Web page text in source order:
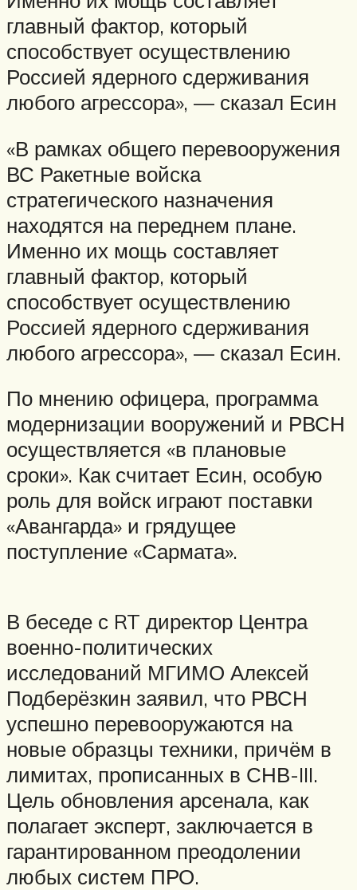
главный фактор, который
способствует осуществлению
Россией ядерного сдерживания
любого агрессора», — сказал Есин
«В рамках общего перевооружения
ВС Ракетные войска
стратегического назначения
находятся на переднем плане.
Именно их мощь составляет
главный фактор, который
способствует осуществлению
Россией ядерного сдерживания
любого агрессора», — сказал Есин.
По мнению офицера, программа
модернизации вооружений и РВСН
осуществляется «в плановые
сроки». Как считает Есин, особую
роль для войск играют поставки
«Авангарда» и грядущее
поступление «Сармата».
В беседе с RT директор Центра
военно-политических
исследований МГИМО Алексей
Подберёзкин заявил, что РВСН
успешно перевооружаются на
новые образцы техники, причём в
лимитах, прописанных в СНВ-III.
Цель обновления арсенала, как
полагает эксперт, заключается в
гарантированном преодолении
любых систем ПРО.